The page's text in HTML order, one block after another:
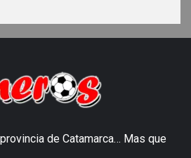
de Catamarca… Mas que